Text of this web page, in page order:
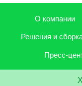
О компании
Решения и
Пресс-